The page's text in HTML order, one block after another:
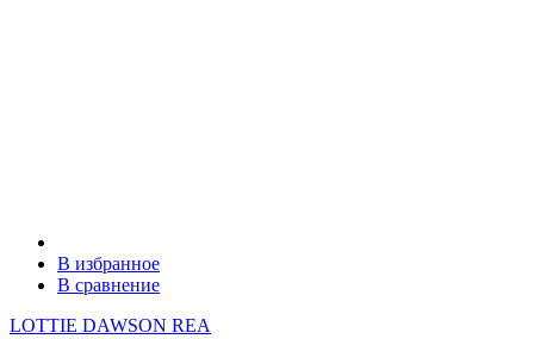
В избранное
В сравнение
LOTTIE DAWSON REA